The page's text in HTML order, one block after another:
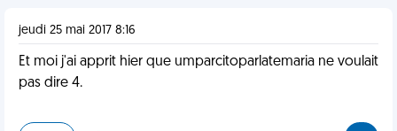
jeudi 25 mai 2017 8:16
Et moi j'ai apprit hier que umparcitoparlatemaria ne voulait
pas dire 4.